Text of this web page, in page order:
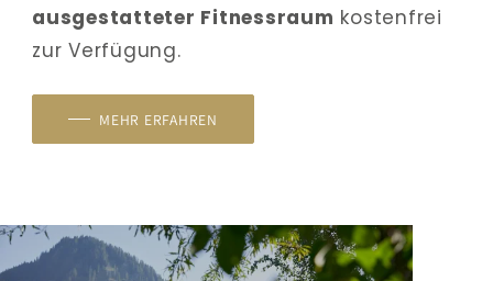
ausgestatteter Fitnessraum kostenfrei
zur Verfügung.
MEHR ERFAHREN